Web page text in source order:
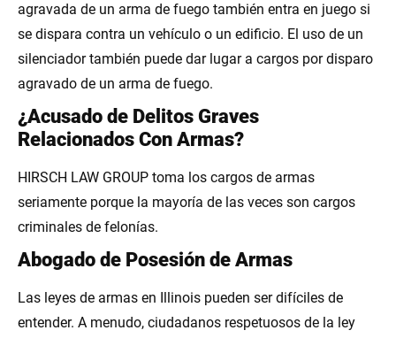
agravada de un arma de fuego también entra en juego si
se dispara contra un vehículo o un edificio. El uso de un
silenciador también puede dar lugar a cargos por disparo
agravado de un arma de fuego.
¿Acusado de Delitos Graves
Relacionados Con Armas?
HIRSCH LAW GROUP toma los cargos de armas
seriamente porque la mayoría de las veces son cargos
criminales de felonías.
Abogado de Posesión de Armas
Las leyes de armas en Illinois pueden ser difíciles de
entender. A menudo, ciudadanos respetuosos de la ley